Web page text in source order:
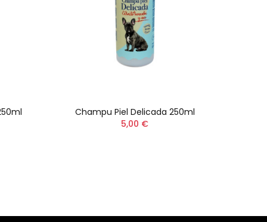
Champu Piel Delicada 250ml
5,00 €